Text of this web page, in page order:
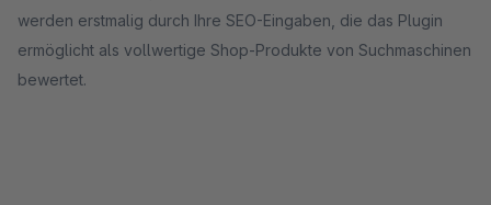
werden erstmalig durch Ihre SEO-Eingaben, die das Plugin
ermöglicht als vollwertige Shop-Produkte von Suchmaschinen
bewertet.